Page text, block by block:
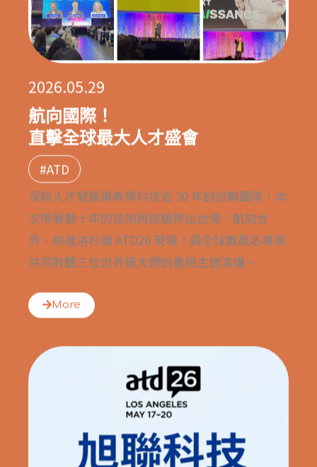
航向國際！
直擊全球最大人才盛會
2026.05.29
#ATD
深耕人才發展與教學科技近 30 年的旭聯團隊，本
次帶著數十年的技術與經驗跨出台灣、航向世
界，前進洛杉磯 ATD26 現場！與全球數萬名專家
共同聆聽三位世界級大師的重磅主題演講。
More